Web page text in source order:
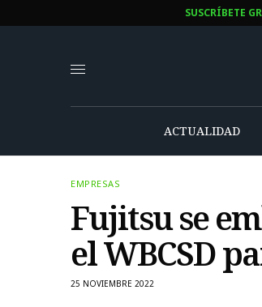
SUSCRÍBETE
ACTUALIDAD
EMPRESAS
Fujitsu se
el WBCSD
25 NOVIEMBRE 2022